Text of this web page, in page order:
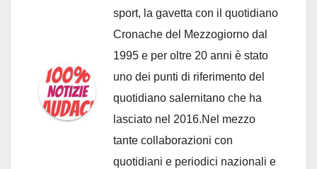
sport, la gavetta con il quotidiano
Cronache del Mezzogiorno dal
1995 e per oltre 20 anni è stato
uno dei punti di riferimento del
quotidiano salernitano che ha
lasciato nel 2016.Nel mezzo
tante collaborazioni con
quotidiani e periodici nazionali e